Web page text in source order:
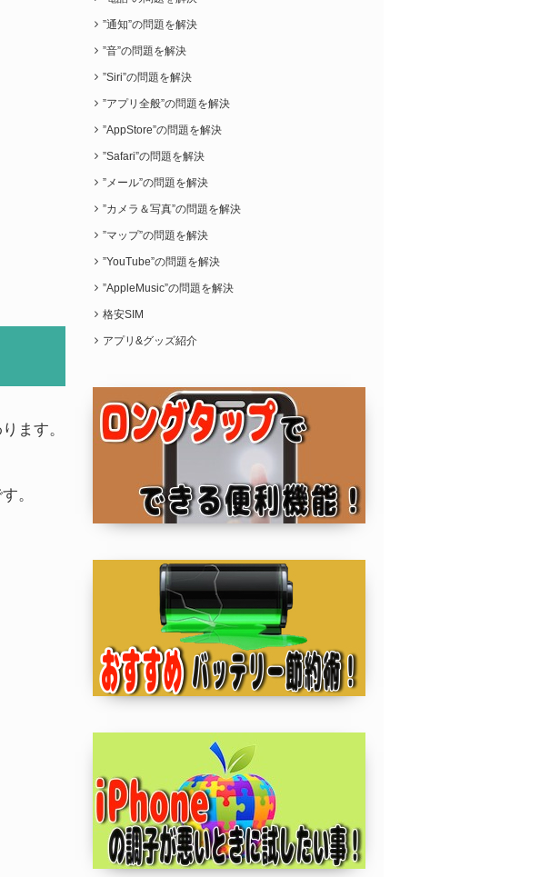
ます。
。
”通知”の問題を解決
”音”の問題を解決
”Siri”の問題を解決
”アプリ全般”の問題を解決
”AppStore”の問題を解決
”Safari”の問題を解決
”メール”の問題を解決
”カメラ＆写真”の問題を解決
”マップ”の問題を解決
”YouTube”の問題を解決
”AppleMusic”の問題を解決
格安SIM
アプリ&グッズ紹介